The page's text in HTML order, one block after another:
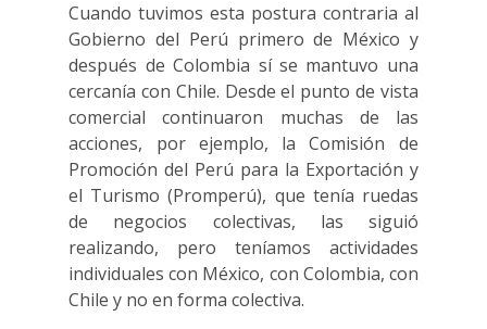
Cuando tuvimos esta postura contraria al
Gobierno del Perú primero de México y
después de Colombia sí se mantuvo una
cercanía con Chile. Desde el punto de vista
comercial continuaron muchas de las
acciones, por ejemplo, la Comisión de
Promoción del Perú para la Exportación y
el Turismo (Promperú), que tenía ruedas
de negocios colectivas, las siguió
realizando, pero teníamos actividades
individuales con México, con Colombia, con
Chile y no en forma colectiva.